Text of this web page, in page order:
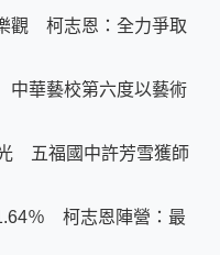
觀 柯志恩：全力爭取
華藝校第六度以藝術
五福國中許芳雪獲師
％ 柯志恩陣營：最